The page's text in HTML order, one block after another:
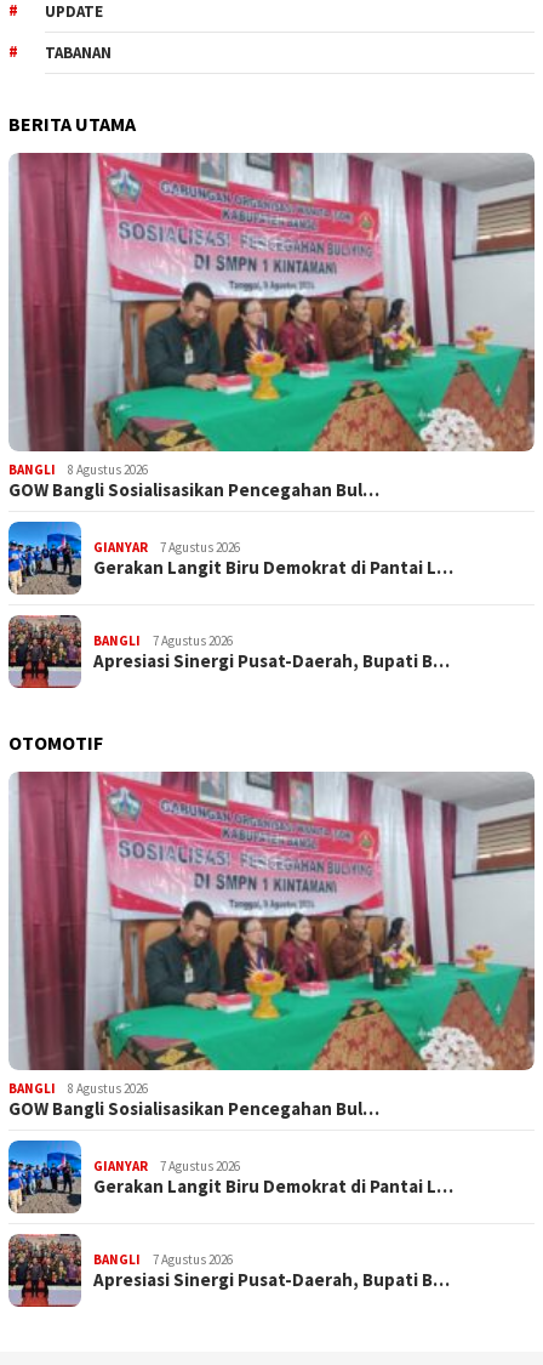
UPDATE
TABANAN
BERITA UTAMA
BANGLI 8 Agustus 2026
GOW Bangli Sosialisasikan Pencegahan Bul…
GIANYAR 7 Agustus 2026
Gerakan Langit Biru Demokrat di Pantai L…
BANGLI 7 Agustus 2026
Apresiasi Sinergi Pusat-Daerah, Bupati B…
OTOMOTIF
BANGLI 8 Agustus 2026
GOW Bangli Sosialisasikan Pencegahan Bul…
GIANYAR 7 Agustus 2026
Gerakan Langit Biru Demokrat di Pantai L…
BANGLI 7 Agustus 2026
Apresiasi Sinergi Pusat-Daerah, Bupati B…